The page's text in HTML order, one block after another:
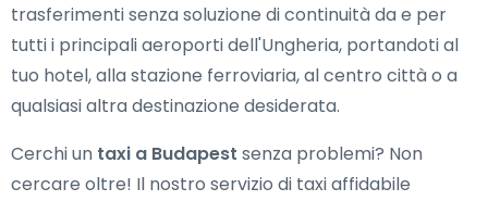
trasferimenti senza soluzione di continuità da e per
tutti i principali aeroporti dell'Ungheria, portandoti al
tuo hotel, alla stazione ferroviaria, al centro città o a
qualsiasi altra destinazione desiderata.
Cerchi un taxi a Budapest senza problemi? Non
cercare oltre! Il nostro servizio di taxi affidabile